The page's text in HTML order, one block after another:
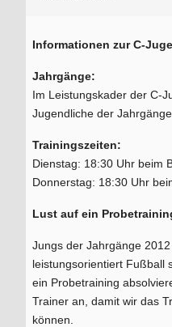
Informationen zur C-
Jahrgänge:
Im Leistungskader der C-
Jugendliche der
Trainingszeiten:
Dienstag: 18:30 Uhr beim
Donnerstag: 18:30 Uhr
Lust auf ein
Jungs der Jahrgänge
leistungsorientiert Fußball
ein Probetraining
Trainer an, damit wir das
können.